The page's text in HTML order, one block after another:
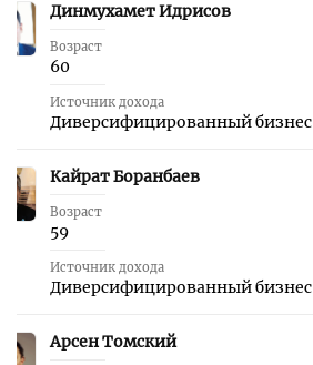
19 Динмухамет Идрисов
Возраст
60
Источник дохода
Диверсифицированный бизнес
20 Кайрат Боранбаев
Возраст
59
Источник дохода
Диверсифицированный бизнес
21 Арсен Томский